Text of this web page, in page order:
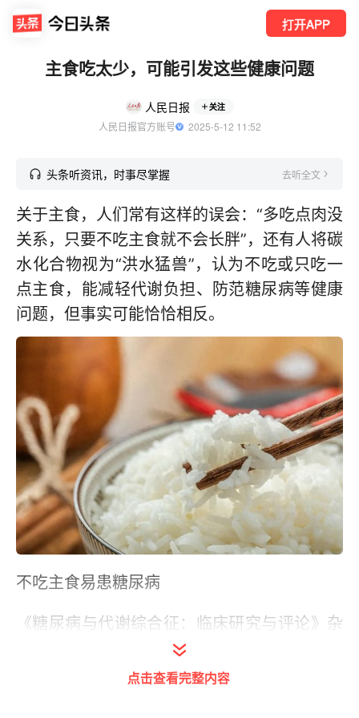
打开APP
主食吃太少，可能引发这些健康问题
人民日报 关注
人民日报官方账号
  2025-5-12 11:52
头条听资讯，时事尽掌握 去听全文
关于主食，人们常有这样的误会：“多吃点肉没
关系，只要不吃主食就不会长胖”，还有人将碳
水化合物视为“洪水猛兽”，认为不吃或只吃一
点主食，能减轻代谢负担、防范糖尿病等健康
问题，但事实可能恰恰相反。
不吃主食易患糖尿病
《糖尿病与代谢综合征：临床研究与评论》杂
志刊发一项澳大利亚团队的研究，经过对近4
万名成年人为期14年的跟踪调查发现，坚持低
点击查看完整内容